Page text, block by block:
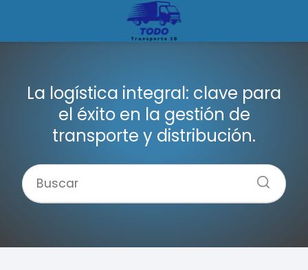
La logística integral: clave para
el éxito en la gestión de
transporte y distribución.